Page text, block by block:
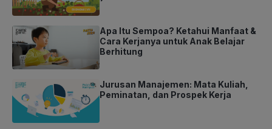
Apa Itu Sempoa? Ketahui Manfaat &
Cara Kerjanya untuk Anak Belajar
Berhitung
Jurusan Manajemen: Mata Kuliah,
Peminatan, dan Prospek Kerja